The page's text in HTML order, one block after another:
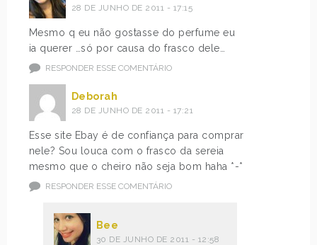
28 DE JUNHO DE 2011 - 17:15
Mesmo q eu não gostasse do perfume eu
ia querer …só por causa do frasco dele…
RESPONDER ESSE COMENTÁRIO
Deborah
28 DE JUNHO DE 2011 - 17:21
Esse site Ebay é de confiança para comprar
nele? Sou louca com o frasco da sereia
mesmo que o cheiro não seja bom haha *-*
RESPONDER ESSE COMENTÁRIO
Bee
30 DE JUNHO DE 2011 - 12:58